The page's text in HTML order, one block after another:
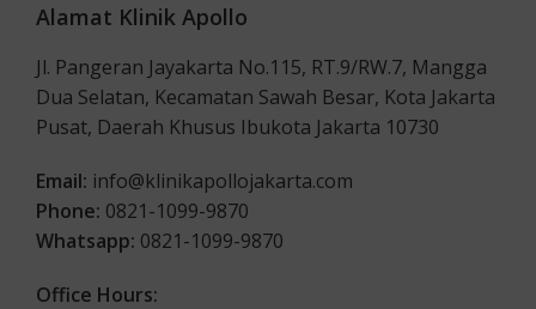
Alamat Klinik Apollo
Jl. Pangeran Jayakarta No.115, RT.9/RW.7, Mangga
Dua Selatan, Kecamatan Sawah Besar, Kota Jakarta
Pusat, Daerah Khusus Ibukota Jakarta 10730
Email: info@klinikapollojakarta.com
Phone: 0821-1099-9870
Whatsapp: 0821-1099-9870
Office Hours: